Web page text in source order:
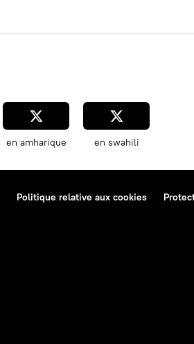
en amharique en swahili
Politique relative aux cookies